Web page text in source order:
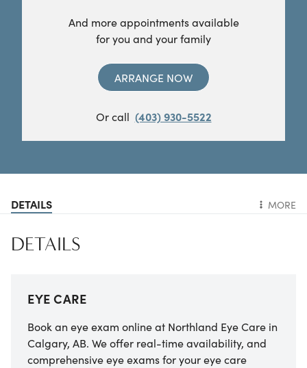
And more appointments available
for you and your family
ARRANGE NOW
Or call (403) 930-5522
DETAILS MORE
DETAILS
EYE CARE
Book an eye exam online at Northland Eye Care in
Calgary, AB. We offer real-time availability, and
comprehensive eye exams for your eye care